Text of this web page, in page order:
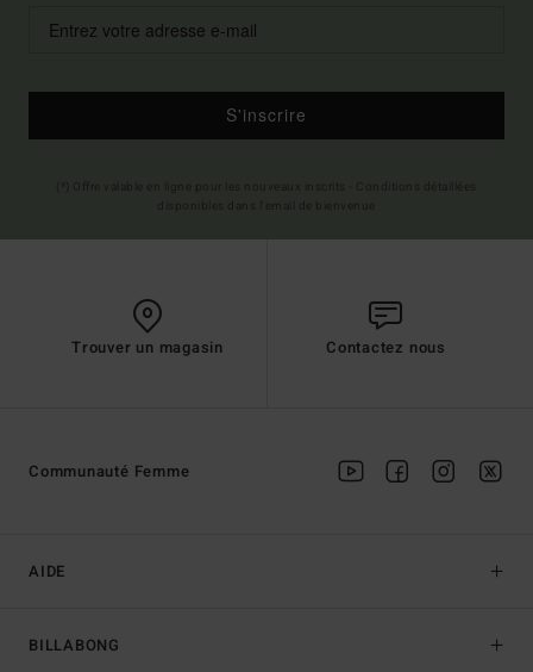
S'inscrire
Trouver un magasin Contactez nous
AIDE
BILLABONG
Communauté Femme